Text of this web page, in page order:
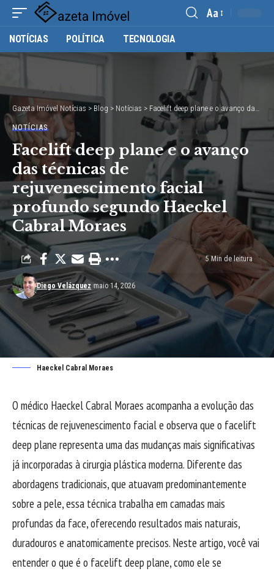
Font
Aa
NOTÍCIAS POLÍTICA TECNOLOGIA
Gazeta Imóvel Notícias > Blog > Notícias > Facelift deep plane e o avanço das técnicas de rejuvenescimento facial profundo segundo Haeckel Cabral Moraes
NOTÍCIAS
Facelift deep plane e o avanço
das técnicas de
rejuvenescimento facial
profundo segundo Haeckel
Cabral Moraes
Diego Velázquez maio 14, 2026
5 Min de leitura
Haeckel Cabral Moraes
O médico Haeckel Cabral Moraes acompanha a evolução das
técnicas de rejuvenescimento facial e observa que o facelift
deep plane representa uma das mudanças mais significativas
já incorporadas à cirurgia plástica moderna. Diferente das
abordagens tradicionais, que atuavam predominantemente
sobre a pele, essa técnica trabalha em camadas mais
profundas da face, oferecendo resultados mais naturais,
duradouros e anatomicamente precisos. Neste artigo, você vai
entender o que é o facelift deep plane, como ele se